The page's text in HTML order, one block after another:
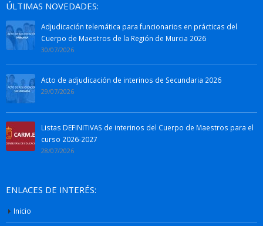
ÚLTIMAS NOVEDADES:
Adjudicación telemática para funcionarios en prácticas del
Cuerpo de Maestros de la Región de Murcia 2026
30/07/2026
Acto de adjudicación de interinos de Secundaria 2026
29/07/2026
Listas DEFINITIVAS de interinos del Cuerpo de Maestros para el
curso 2026-2027
28/07/2026
ENLACES DE INTERÉS:
Inicio